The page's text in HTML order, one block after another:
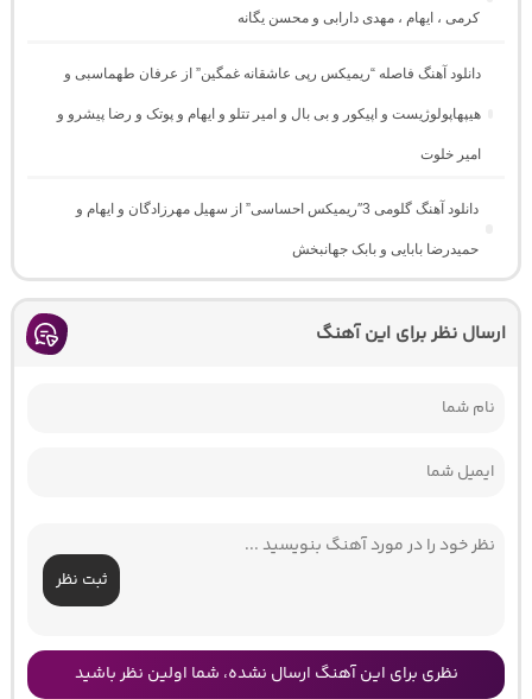
کرمی ، ایهام ، مهدی دارابی و محسن یگانه
دانلود آهنگ فاصله “ریمیکس رپی عاشقانه غمگین” از عرفان طهماسبی و
هیپهاپولوژیست و اپیکور و بی بال و امیر تتلو و ایهام و پوتک و رضا پیشرو و
امیر خلوت
دانلود آهنگ گلومی 3″ریمیکس احساسی” از سهیل مهرزادگان و ایهام و
حمیدرضا بابایی و بابک جهانبخش
ارسال نظر برای این آهنگ
ثبت نظر
نظری برای این آهنگ ارسال نشده، شما اولین نظر باشید